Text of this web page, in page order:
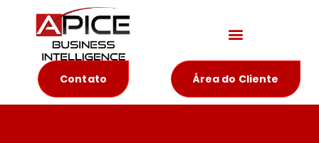
Contato Área do Cliente